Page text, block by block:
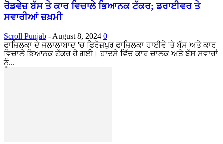
ਰੋਡਵੇਜ਼ ਬੱਸ ਤੇ ਕਾਰ ਵਿਚਾਲੇ ਭਿਆਨਕ ਟੱਕਰ; ਡਰਾਈਵਰ ਤੇ
ਸਵਾਰੀਆਂ ਜ਼ਖ਼ਮੀ
Scroll Punjab -August 8, 2024 0
ਫਾਜ਼ਿਲਕਾ ਦੇ ਜਲਾਲਾਬਾਦ 'ਚ ਫਿਰੋਜ਼ਪੁਰ ਫਾਜ਼ਿਲਕਾ ਹਾਈਵੇ 'ਤੇ ਬੱਸ ਅਤੇ ਕਾਰ
ਵਿਚਾਲੇ ਭਿਆਨਕ ਟੱਕਰ ਹੋ ਗਈ। ਹਾਦਸੇ ਵਿੱਚ ਕਾਰ ਚਾਲਕ ਅਤੇ ਬੱਸ ਸਵਾਰਾਂ
ਨੂੰ...